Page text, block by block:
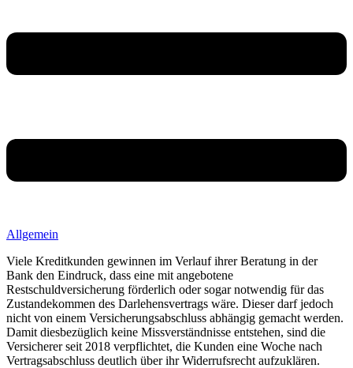
Allgemein
Viele Kreditkunden gewinnen im Verlauf ihrer Beratung in der
Bank den Eindruck, dass eine mit angebotene
Restschuldversicherung förderlich oder sogar notwendig für das
Zustandekommen des Darlehensvertrags wäre. Dieser darf jedoch
nicht von einem Versicherungsabschluss abhängig gemacht werden.
Damit diesbezüglich keine Missverständnisse entstehen, sind die
Versicherer seit 2018 verpflichtet, die Kunden eine Woche nach
Vertragsabschluss deutlich über ihr Widerrufsrecht aufzuklären.